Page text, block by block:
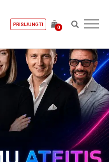
PRISIJUNGTI
0